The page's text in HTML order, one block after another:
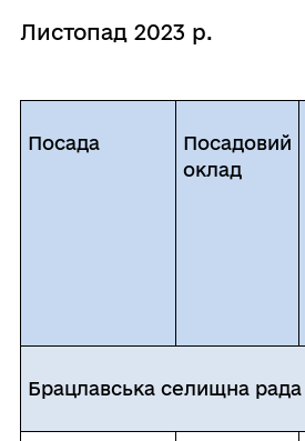
Листопад 2023 р.
Посада
Посадовий
оклад
Брацлавська селищна рада